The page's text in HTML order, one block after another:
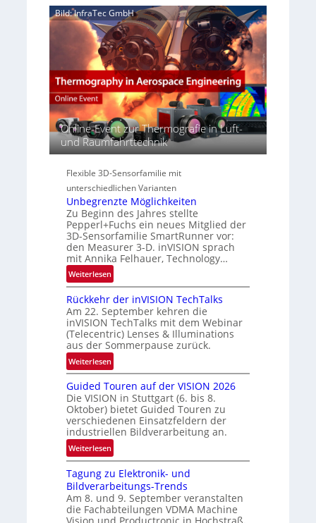
r
e
a
c
s
S
e
r
i
e
-
B
-
R
u
n
d
e
i
n
E
M
E
A
-
R
e
g
i
n
‚
H
y
p
e
r
s
p
e
c
t
r
N
e
w
s
‘
Bild: InfraTec GmbH
Online-Event zur Thermografie in Luft-
und Raumfahrttechnik
Flexible 3D-Sensorfamilie mit
unterschiedlichen Varianten
Unbegrenzte Möglichkeiten
Zu Beginn des Jahres stellte
Pepperl+Fuchs ein neues Mitglied der
3D-Sensorfamilie SmartRunner vor:
den Measurer 3-D. inVISION sprach
mit Annika Felhauer, Technology…
Weiterlesen:
U
n
b
e
g
r
e
z
t
e
M
ö
g
l
i
c
h
Rückkehr der inVISION TechTalks
Am 22. September kehren die
inVISION TechTalks mit dem Webinar
(Telecentric) Lenses & Illuminations
aus der Sommerpause zurück.
Weiterlesen:
R
ü
c
k
k
e
h
d
e
r
Guided Touren auf der VISION 2026
Die VISION in Stuttgart (6. bis 8.
Oktober) bietet Guided Touren zu
verschiedenen Einsatzfeldern der
industriellen Bildverarbeitung an.
Weiterlesen:
G
u
i
d
e
Tagung zu Elektronik- und
Bildverarbeitungs-Trends
Am 8. und 9. September veranstalten
die Fachabteilungen VDMA Machine